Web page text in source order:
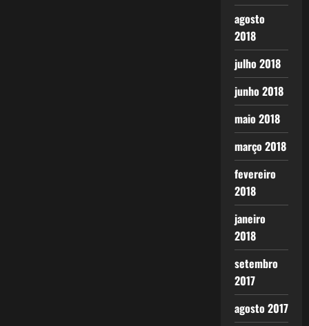
agosto
2018
julho 2018
junho 2018
maio 2018
março 2018
fevereiro
2018
janeiro
2018
setembro
2017
agosto 2017